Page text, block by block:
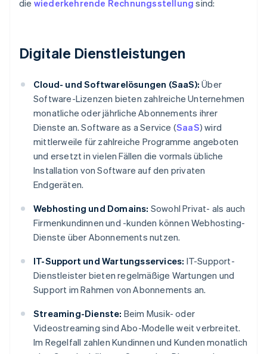
die wiederkehrende Rechnungsstellung sind:
Digitale Dienstleistungen
Cloud- und Softwarelösungen (SaaS): Über
Software-Lizenzen bieten zahlreiche Unternehmen
monatliche oder jährliche Abonnements ihrer
Dienste an. Software as a Service (SaaS) wird
mittlerweile für zahlreiche Programme angeboten
und ersetzt in vielen Fällen die vormals übliche
Installation von Software auf den privaten
Endgeräten.
Webhosting und Domains: Sowohl Privat- als auch
Firmenkundinnen und -kunden können Webhosting-
Dienste über Abonnements nutzen.
IT-Support und Wartungsservices: IT-Support-
Dienstleister bieten regelmäßige Wartungen und
Support im Rahmen von Abonnements an.
Streaming-Dienste: Beim Musik- oder
Videostreaming sind Abo-Modelle weit verbreitet.
Im Regelfall zahlen Kundinnen und Kunden monatlich